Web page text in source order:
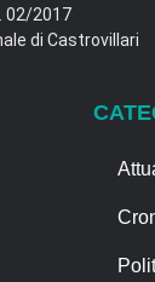
02/2017
di Castrovillari